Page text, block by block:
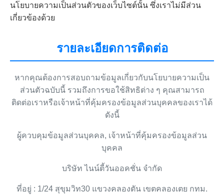
นโยบายความเป็นส่วนตัวของเว็บไซต์นั้น ซึ่งเราไม่มีส่วน
เกี่ยวข้องด้วย
รายละเอียดการติดต่อ
หากคุณต้องการสอบถามข้อมูลเกี่ยวกับนโยบายความเป็น
ส่วนตัวฉบับนี้ รวมถึงการขอใช้สิทธิต่าง ๆ คุณสามารถ
ติดต่อเราหรือเจ้าหน้าที่คุ้มครองข้อมูลส่วนบุคคลของเราได้
ดังนี้
ผู้ควบคุมข้อมูลส่วนบุคคล, เจ้าหน้าที่คุ้มครองข้อมูลส่วน
บุคคล
บริษัท ไนน์ตี้วันออคชั่น จำกัด
ที่อยู่ : 1/24 สุขุมวิท30 แขวงคลองตัน เขตคลองเตย กทม.